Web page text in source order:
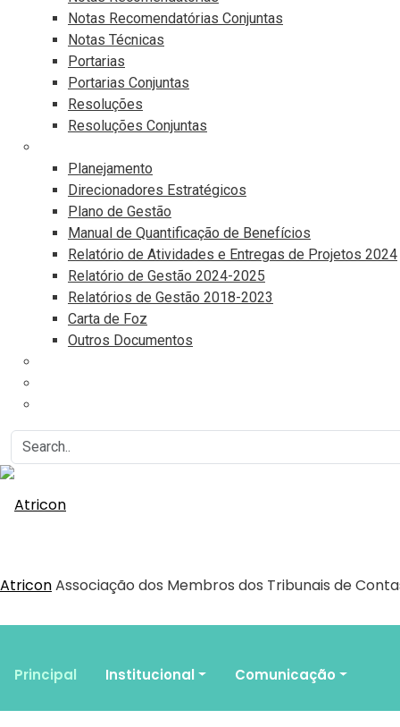
Notas Recomendatórias Conjuntas
Notas Técnicas
Portarias
Portarias Conjuntas
Resoluções
Resoluções Conjuntas
Planejamento
Direcionadores Estratégicos
Plano de Gestão
Manual de Quantificação de Benefícios
Relatório de Atividades e Entregas de Projetos 2024
Relatório de Gestão 2024-2025
Relatórios de Gestão 2018-2023
Carta de Foz
Outros Documentos
AtriconAssociação dos Membros dos Tribunais de
Principal Institucional Comunicação